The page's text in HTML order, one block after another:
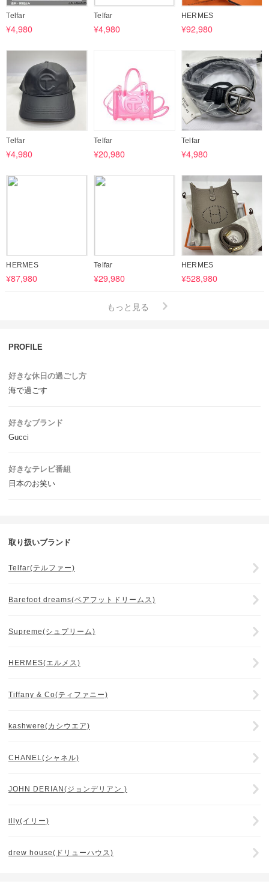
Telfar
¥4,980
Telfar
¥4,980
HERMES
¥92,980
Telfar
¥4,980
Telfar
¥20,980
Telfar
¥4,980
HERMES
¥87,980
Telfar
¥29,980
HERMES
¥528,980
もっと見る
PROFILE
好きな休日の過ごし方
海で過ごす
好きなブランド
Gucci
好きなテレビ番組
日本のお笑い
取り扱いブランド
Telfar(テルファー)
Barefoot dreams(ベアフットドリームス)
Supreme(シュプリーム)
HERMES(エルメス)
Tiffany & Co(ティファニー)
kashwere(カシウエア)
CHANEL(シャネル)
JOHN DERIAN(ジョンデリアン )
illy(イリー)
drew house(ドリューハウス)